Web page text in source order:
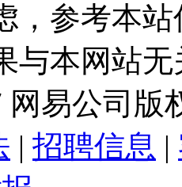
，参考本
与本网站
网易公司版
| 招聘信息 |